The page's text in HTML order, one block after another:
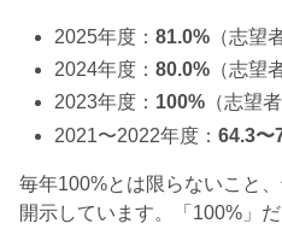
2025年度：81.0% （志望
2024年度：80.0% （志望
2023年度： 100% （志望
2021〜2022年度：64.3〜
毎年100%とは限らないこと
開示しています。「100%」